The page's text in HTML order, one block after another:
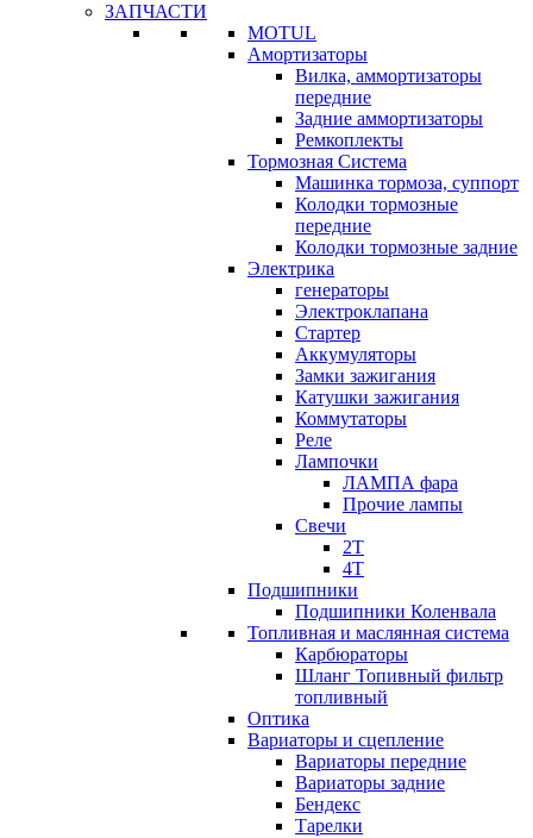
ЗАПЧАСТИ
MOTUL
Амортизаторы
Вилка, аммортизаторы
передние
Задние аммортизаторы
Ремкоплекты
Тормозная Система
Машинка тормоза, суппорт
Колодки тормозные
передние
Колодки тормозные задние
Электрика
генераторы
Электроклапана
Стартер
Аккумуляторы
Замки зажигания
Катушки зажигания
Коммутаторы
Реле
Лампочки
ЛАМПА фара
Прочие лампы
Свечи
2T
4T
Подшипники
Подшипники Коленвала
Топливная и маслянная система
Карбюраторы
Шланг Топивный фильтр
топливный
Оптика
Вариаторы и сцепление
Вариаторы передние
Вариаторы задние
Бендекс
Тарелки